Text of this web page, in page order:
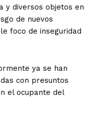
y diversos objetos en
de nuevos
foco de inseguridad
ya se han
con presuntos
el ocupante del